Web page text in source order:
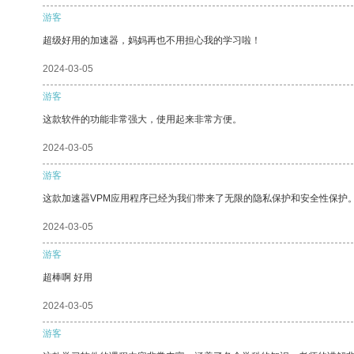
游客
超级好用的加速器，妈妈再也不用担心我的学习啦！
2024-03-05
游客
这款软件的功能非常强大，使用起来非常方便。
2024-03-05
游客
这款加速器VPM应用程序已经为我们带来了无限的隐私保护和安全性保护
2024-03-05
游客
超棒啊 好用
2024-03-05
游客